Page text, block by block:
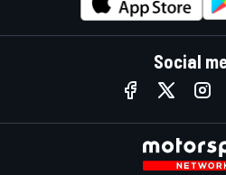
Social